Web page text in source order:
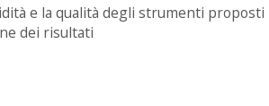
e la qualità degli strumenti proposti
dei risultati